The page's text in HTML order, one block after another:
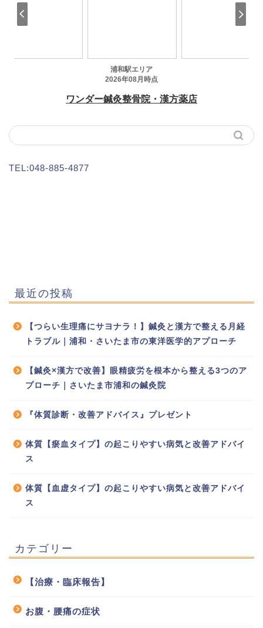
TEL:048-885-4877
最近の投稿
【つらい生理痛にサヨナラ！】鍼灸と漢方で整える月経
トラブル｜浦和・さいたま市の東洋医学的アプローチ
【鍼灸×漢方で改善】眼精疲労を根本から整える3つのア
プローチ｜さいたま市浦和の鍼灸院
『体質診断・改善アドバイス』プレゼント
体質【瘀血タイプ】の起こりやすい病気と改善アドバイ
ス
体質【血虚タイプ】の起こりやすい病気と改善アドバイ
ス
カテゴリー
【治療・臨床報告】
お腹・腰痛の症状